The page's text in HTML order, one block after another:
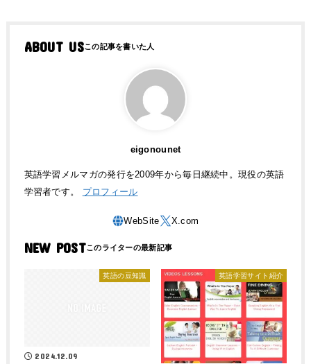
ABOUT US
eigonounet
英語学習メルマガの発行を2009年から毎日継続中。現役の英語
学習者です。 プロフィール
NEW POST
英語の豆知識
2024.12.09
英語学習サイト紹介